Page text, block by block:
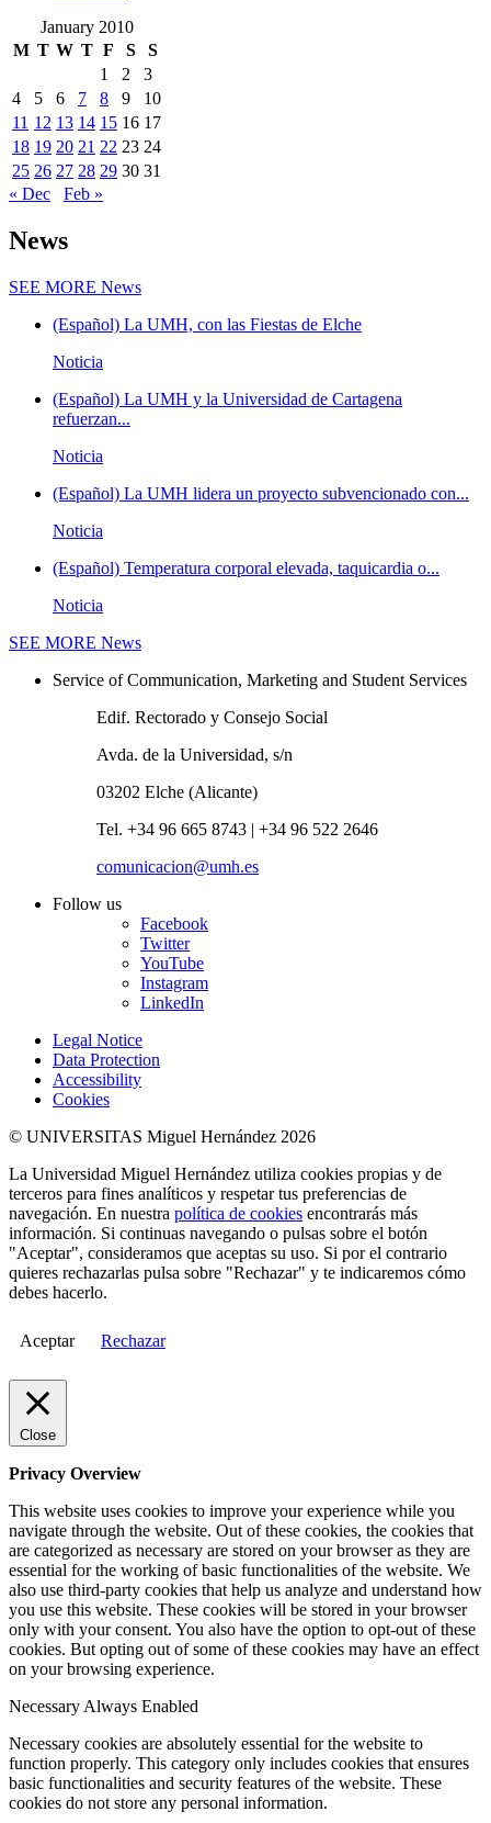
January 2010
M T W T F S
S
1
2
3
4
5 6 7 8 9
10
11 12 13 14 15 16 17
18 19 20 21 22 23 24
25 26 27 28 29 30 31
« Dec
Feb »
News
SEE MORE News
(Español) La UMH, con las Fiestas de Elche
Noticia
(Español) La UMH y la Universidad de Cartagena
refuerzan...
Noticia
(Español) La UMH lidera un proyecto subvencionado con...
Noticia
(Español) Temperatura corporal elevada, taquicardia o...
Noticia
SEE MORE News
Service of Communication, Marketing and Student Services
Edif. Rectorado y Consejo Social
Avda. de la Universidad, s/n
03202 Elche (Alicante)
Tel. +34 96 665 8743 | +34 96 522 2646
comunicacion@umh.es
Follow us
Facebook
Twitter
YouTube
Instagram
LinkedIn
Legal Notice
Data Protection
Accessibility
Cookies
© UNIVERSITAS Miguel Hernández 2026
La Universidad Miguel Hernández utiliza cookies propias y de
terceros para fines analíticos y respetar tus preferencias de
navegación. En nuestra política de cookies encontrarás más
información. Si continuas navegando o pulsas sobre el botón
"Aceptar", consideramos que aceptas su uso. Si por el contrario
quieres rechazarlas pulsa sobre "Rechazar" y te indicaremos cómo
debes hacerlo.
Aceptar Rechazar
Close
Privacy Overview
This website uses cookies to improve your experience while you
navigate through the website. Out of these cookies, the cookies that
are categorized as necessary are stored on your browser as they are
essential for the working of basic functionalities of the website. We
also use third-party cookies that help us analyze and understand how
you use this website. These cookies will be stored in your browser
only with your consent. You also have the option to opt-out of these
cookies. But opting out of some of these cookies may have an effect
on your browsing experience.
Necessary Always Enabled
Necessary cookies are absolutely essential for the website to
function properly. This category only includes cookies that ensures
basic functionalities and security features of the website. These
cookies do not store any personal information.